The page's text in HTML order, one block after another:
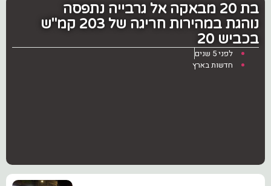
בת 20 מבאקה אל גרבייה נתפסה
נוהגת במהירות חריגה של 203 קמ"ש
בכביש 20
לפני 5 שנים
חדשות בארץ